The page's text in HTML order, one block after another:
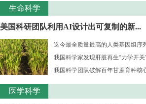
生命科学
美国科研团队利用AI设计出可复制的新...
迄今最全质量最高的人类基因组序
我国科学家发现肝脏再生“力学开关
我国科学团队破解百年甘蔗育种核
医学科学